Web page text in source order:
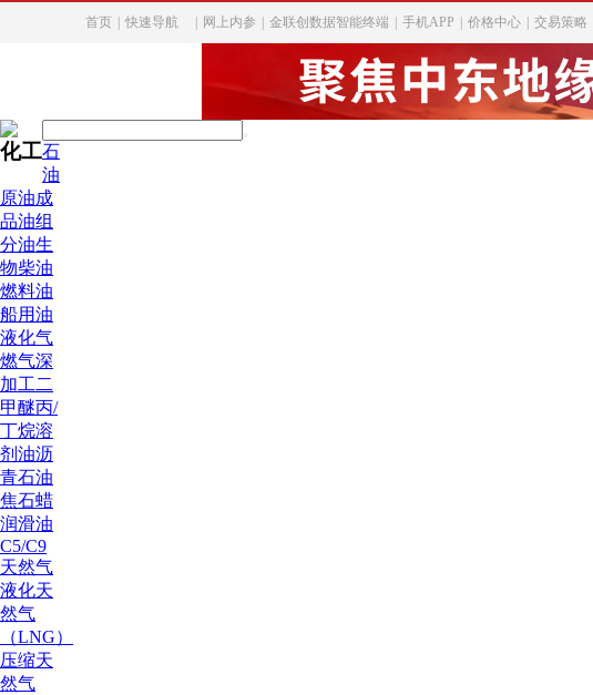
首页 快速导航 网上内参 金联创数据智能终端 手机APP 价格中心 交易策略
化工石
油
原油成
品油组
分油生
物柴油
燃料油
船用油
液化气
燃气深
加工二
甲醚丙/
丁烷溶
剂油沥
青石油
焦石蜡
润滑油
C5/C9
天然气
液化天
然气
（LNG）
压缩天
然气